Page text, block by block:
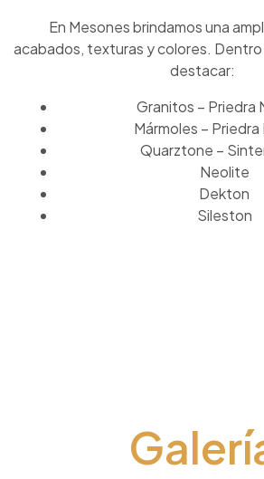
En Mesones brindamos una
acabados, texturas y colores.
destacar:
Granitos – Priedra
Mármoles – Priedra
Quarztone –
Neolite
Dekton
Sileston